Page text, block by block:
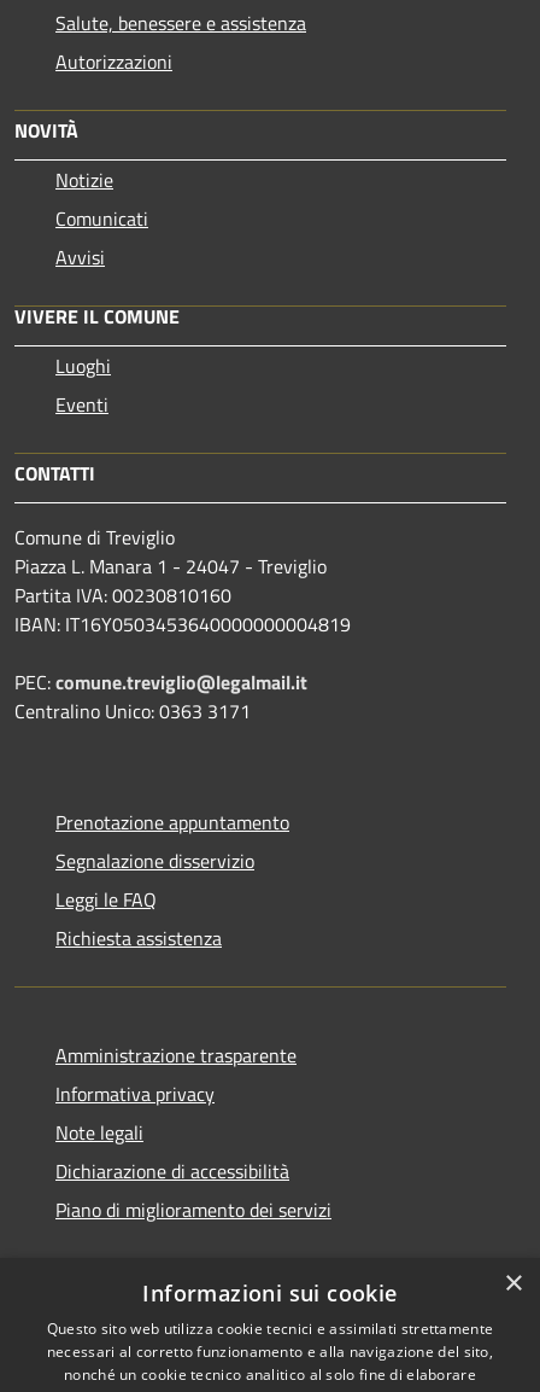
Salute, benessere e assistenza
Autorizzazioni
NOVITÀ
Notizie
Comunicati
Avvisi
VIVERE IL COMUNE
Luoghi
Eventi
CONTATTI
Comune di Treviglio
Piazza L. Manara 1 - 24047 - Treviglio
Partita IVA: 00230810160
IBAN: IT16Y0503453640000000004819
PEC:comune.treviglio@legalmail.it
Centralino Unico: 0363 3171
Prenotazione appuntamento
Segnalazione disservizio
Leggi le FAQ
Richiesta assistenza
Amministrazione trasparente
Informativa privacy
Note legali
Dichiarazione di accessibilità
Piano di miglioramento dei servizi
RSS
Accessibilità
Copyright © 2026 • Comune di
Treviglio • Powered by
×
Informazioni sui cookie
Questo sito web utilizza cookie tecnici e assimilati strettamente
necessari al corretto funzionamento e alla navigazione del sito,
nonché un cookie tecnico analitico al solo fine di elaborare